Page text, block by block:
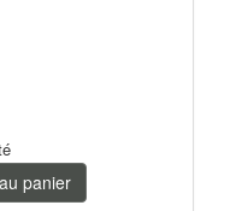
panier